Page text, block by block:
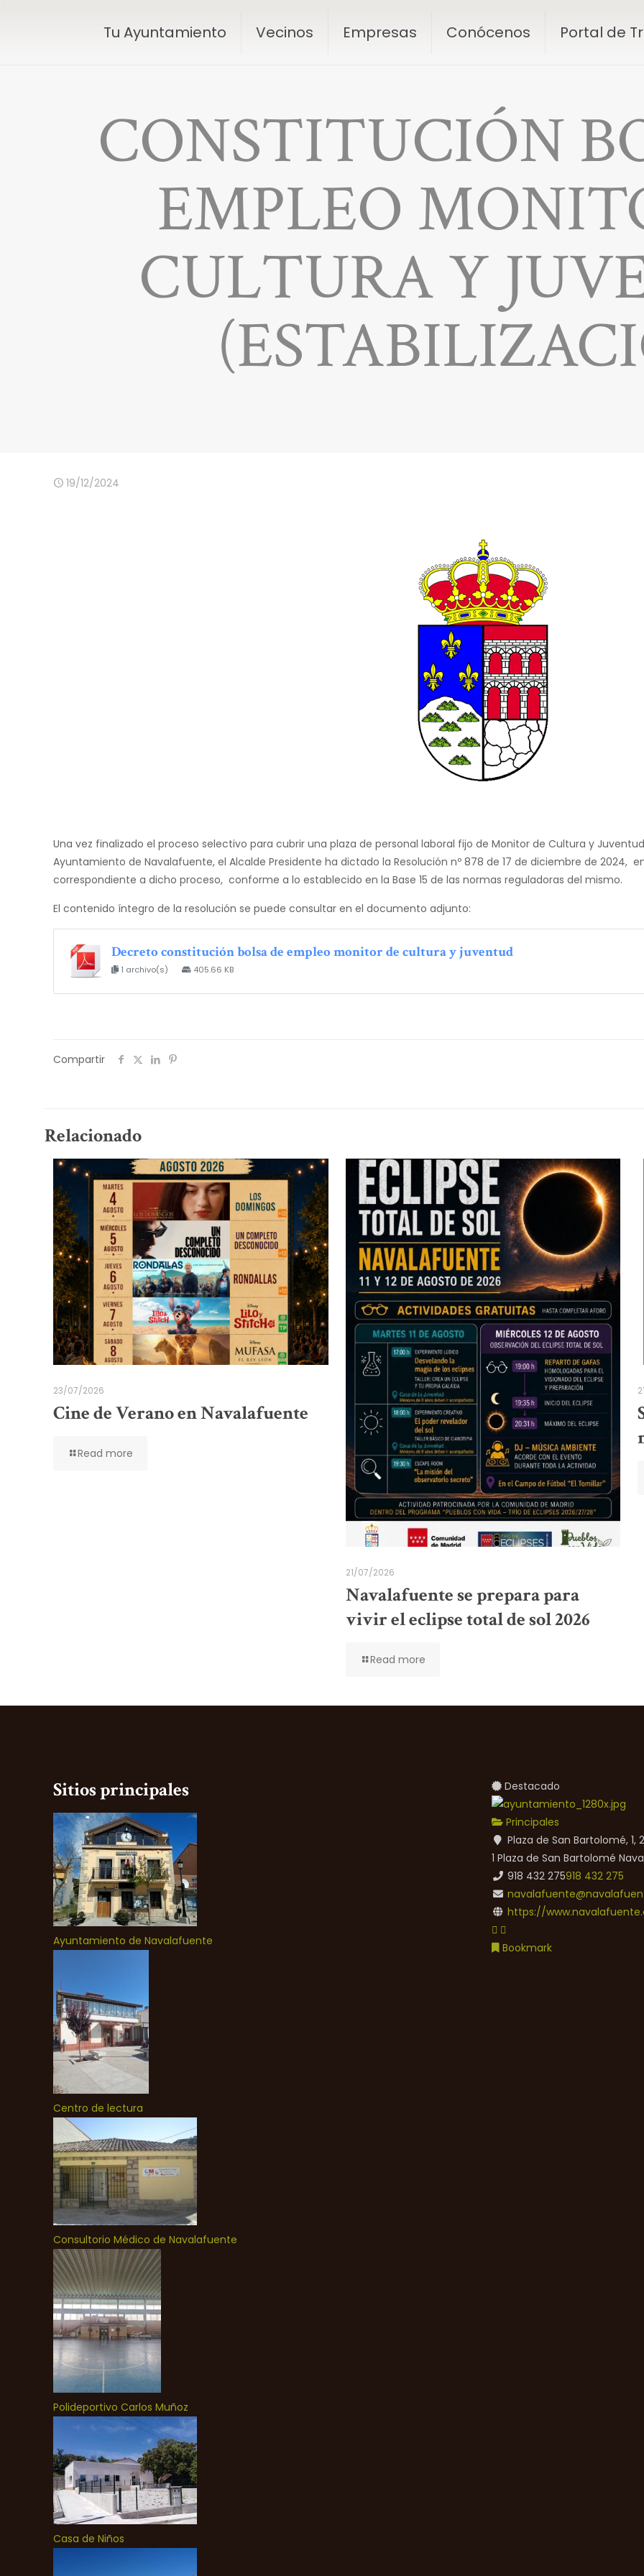
Tu Ayuntamiento Vecinos Empresas Conócenos Portal de
CONSTITUCIÓN
EMPLEO
CULTURA Y
19/12/2024
Una vez finalizado el proceso selectivo para cubrir una plaza de personal laboral fijo de Monitor de Cultura y
Ayuntamiento de Navalafuente, el Alcalde Presidente ha dictado la Resolución nº 878 de 17 de diciembre de 2024,
correspondiente a dicho proceso, conforme a lo establecido en la Base 15 de las normas reguladoras del mismo.
El contenido íntegro de la resolución se puede consultar en el documento adjunto:
Decreto constitución bolsa de empleo monitor de cultura y juventud
1 archivo(s) 405.66 KB
Compartir
Relacionado
23/07/2026
Cine de Verano en Navalafuente
Read more
21/07/2026
Navalafuente se prepara para
vivir el eclipse total de sol 2026
Read more
Sitios principales
Ayuntamiento de Navalafuente
Centro de lectura
Consultorio Médico de Navalafuente
Polideportivo Carlos Muñoz
Casa de Niños
Destacado
Principales
Plaza de San Bartolomé,
1 Plaza de San Bartolomé
918 432 275918 432 275
https://
Bookmark